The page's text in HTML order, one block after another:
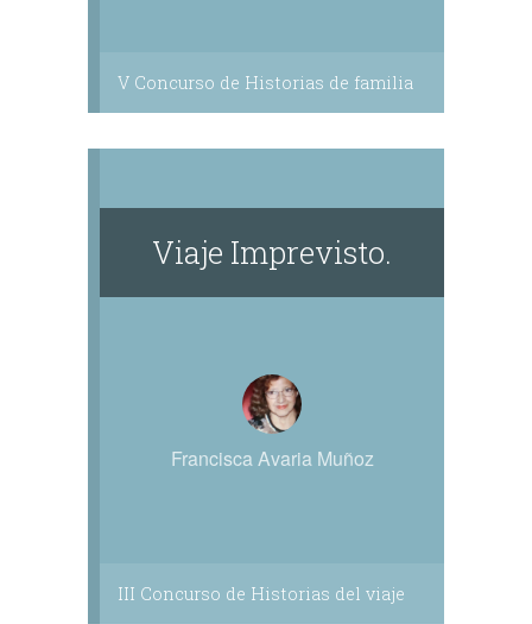
V Concurso de Historias de familia
Viaje Imprevisto.
Francisca Avaria Muñoz
III Concurso de Historias del viaje